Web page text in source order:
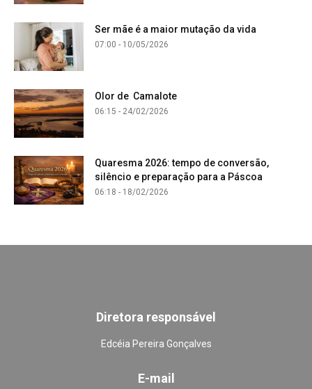
Ser mãe é a maior mutação da vida
07:00 - 10/05/2026
Olor de Camalote
06:15 - 24/02/2026
Quaresma 2026: tempo de conversão,
silêncio e preparação para a Páscoa
06:18 - 18/02/2026
Diretora responsável
Edcéia Pereira Gonçalves
E-mail